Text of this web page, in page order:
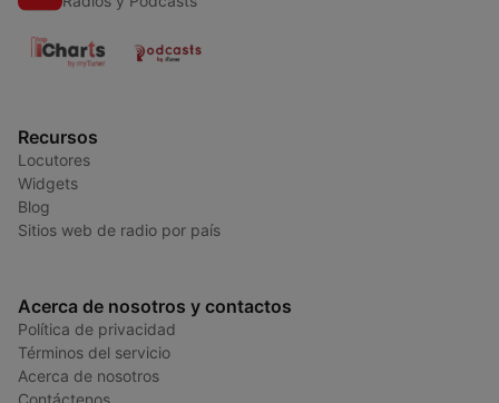
Recursos
Locutores
Widgets
Blog
Sitios web de radio por país
Acerca de nosotros y contactos
Política de privacidad
Términos del servicio
Acerca de nosotros
Contáctenos